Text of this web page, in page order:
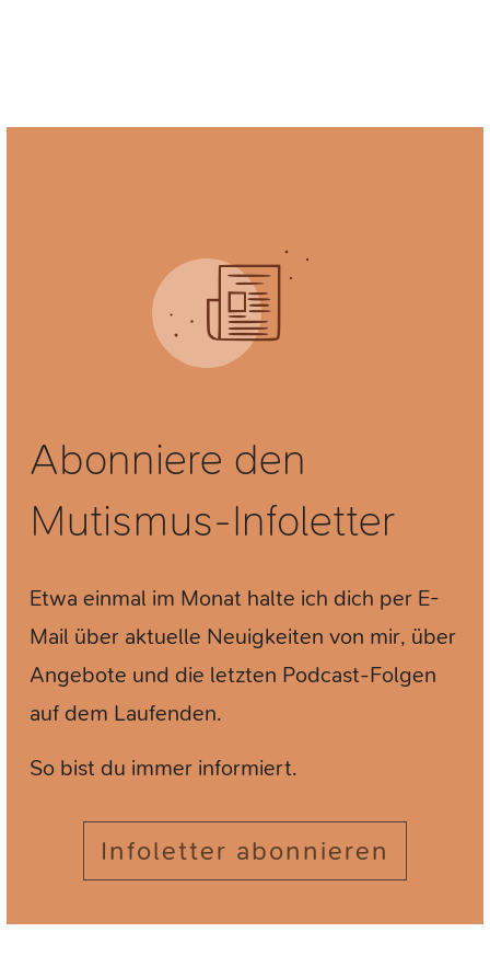
Abonniere den
Mutismus-Infoletter
Etwa einmal im Monat halte ich dich per E-
Mail über aktuelle Neuigkeiten von mir, über
Angebote und die letzten Podcast-Folgen
auf dem Laufenden.
So bist du immer informiert.
Infoletter abonnieren